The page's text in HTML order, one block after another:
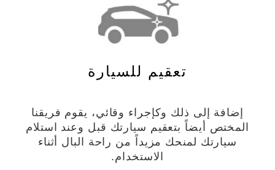
تعقيم للسيارة
إضافة إلى ذلك وكإجراء وقائي، يقوم فريقنا
المختص أيضاً بتعقيم سيارتك قبل وعند استلام
سيارتك لمنحك مزيداً من راحة البال أثناء
الاستخدام.